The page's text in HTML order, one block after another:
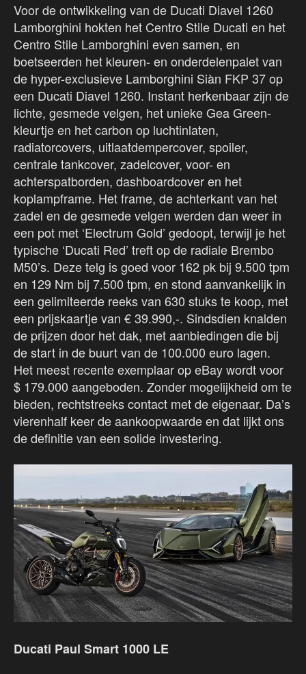
Voor de ontwikkeling van de Ducati Diavel 1260
Lamborghini hokten het Centro Stile Ducati en het
Centro Stile Lamborghini even samen, en
boetseerden het kleuren- en onderdelenpalet van
de hyper-exclusieve Lamborghini Siàn FKP 37 op
een Ducati Diavel 1260. Instant herkenbaar zijn de
lichte, gesmede velgen, het unieke Gea Green-
kleurtje en het carbon op luchtinlaten,
radiatorcovers, uitlaatdempercover, spoiler,
centrale tankcover, zadelcover, voor- en
achterspatborden, dashboardcover en het
koplampframe. Het frame, de achterkant van het
zadel en de gesmede velgen werden dan weer in
een pot met ‘Electrum Gold’ gedoopt, terwijl je het
typische ‘Ducati Red’ treft op de radiale Brembo
M50’s. Deze telg is goed voor 162 pk bij 9.500 tpm
en 129 Nm bij 7.500 tpm, en stond aanvankelijk in
een gelimiteerde reeks van 630 stuks te koop, met
een prijskaartje van € 39.990,-. Sindsdien knalden
de prijzen door het dak, met aanbiedingen die bij
de start in de buurt van de 100.000 euro lagen.
Het meest recente exemplaar op eBay wordt voor
$ 179.000 aangeboden. Zonder mogelijkheid om te
bieden, rechtstreeks contact met de eigenaar. Da’s
vierenhalf keer de aankoopwaarde en dat lijkt ons
de definitie van een solide investering.
Ducati Paul Smart 1000 LE